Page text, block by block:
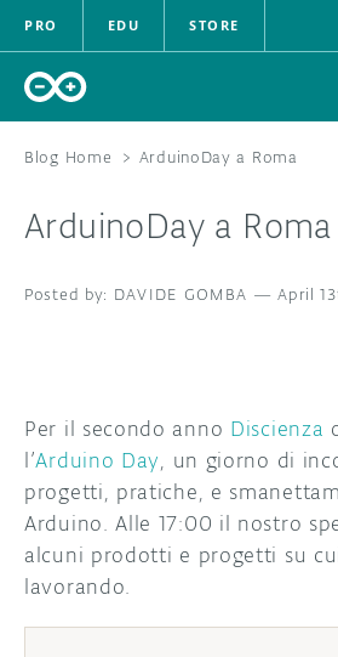
PRO EDU STORE
HARDWARE
SOFTWARE
COMMUNITY
FORUM
BLOG
Blog Home > ArduinoDay a Roma
ArduinoDay a Roma
DAVIDE GOMBA —April
Per il secondo anno Discienza
l’Arduino Day, un giorno di
progetti, pratiche, e
Arduino. Alle 17:00 il nostro
alcuni prodotti e progetti su
lavorando.